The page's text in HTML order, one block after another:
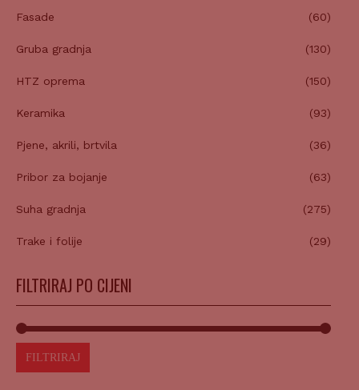
Fasade (60)
Gruba gradnja (130)
HTZ oprema (150)
Keramika (93)
Pjene, akrili, brtvila (36)
Pribor za bojanje (63)
Suha gradnja (275)
Trake i folije (29)
FILTRIRAJ PO CIJENI
FILTRIRAJ